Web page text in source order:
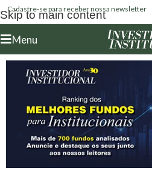
Skip to main content
Cadastre-se para receber nossa newsletter
Menu